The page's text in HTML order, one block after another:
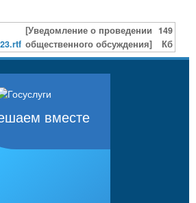
[Уведомление о проведении
общественного обсуждения]
149
Кб
вместе